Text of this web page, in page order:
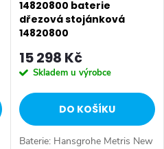
14820800 baterie
dřezová stojánková
14820800
15 298 Kč
Skladem u výrobce
DO KOŠÍKU
Baterie: Hansgrohe Metris New